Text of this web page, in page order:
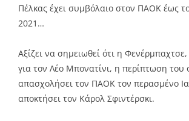
Πέλκας έχει συμβόλαιο στον ΠΑΟΚ έως
2021…
Αξίζει να σημειωθεί ότι η
για τον Λέο Μπονατίνι, η περίπτωση του
απασχολήσει τον ΠΑΟΚ τον περασμένο
αποκτήσει τον Κάρολ Σφιντέρσκι.